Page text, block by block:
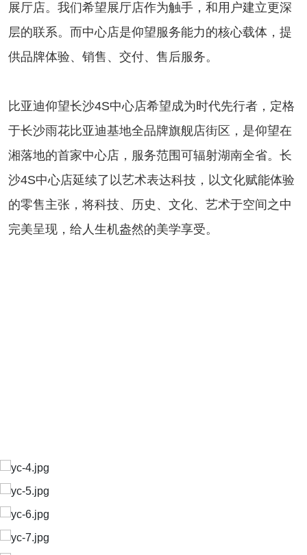
展厅店。我们希望展厅店作为触手，和用户建立更深
层的联系。而中心店是仰望服务能力的核心载体，提
供品牌体验、销售、交付、售后服务。
比亚迪仰望长沙4S中心店希望成为时代先行者，定格
于长沙雨花比亚迪基地全品牌旗舰店街区，是仰望在
湘落地的首家中心店，服务范围可辐射湖南全省。长
沙4S中心店延续了以艺术表达科技，以文化赋能体验
的零售主张，将科技、历史、文化、艺术于空间之中
完美呈现，给人生机盎然的美学享受。